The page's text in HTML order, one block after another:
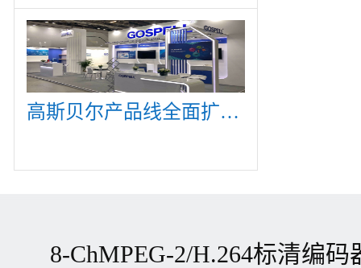
高斯贝尔产品线全面扩展，众多新产品亮相CommunicAsia 2019
8-ChMPEG-2/H.264标清编码